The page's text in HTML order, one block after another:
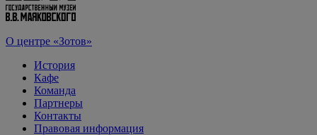
О центре «Зотов»
История
Кафе
Команда
Партнеры
Контакты
Правовая информация